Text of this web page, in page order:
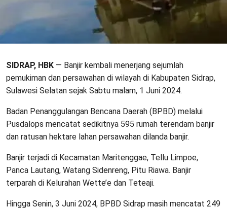
SIDRAP, HBK — Banjir kembali menerjang sejumlah
pemukiman dan persawahan di wilayah di Kabupaten Sidrap,
Sulawesi Selatan sejak Sabtu malam, 1 Juni 2024.
Badan Penanggulangan Bencana Daerah (BPBD) melalui
Pusdalops mencatat sedikitnya 595 rumah terendam banjir
dan ratusan hektare lahan persawahan dilanda banjir.
Banjir terjadi di Kecamatan Maritenggae, Tellu Limpoe,
Panca Lautang, Watang Sidenreng, Pitu Riawa. Banjir
terparah di Kelurahan Wette’e dan Teteaji.
Hingga Senin, 3 Juni 2024, BPBD Sidrap masih mencatat 249